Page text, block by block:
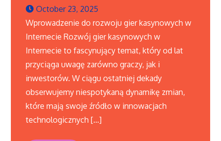
October 23, 2025
Wprowadzenie do rozwoju gier kasynowych w
Internecie Rozwój gier kasynowych w
Internecie to fascynujący temat, który od lat
przyciąga uwagę zarówno graczy, jak i
inwestorów. W ciągu ostatniej dekady
obserwujemy niespotykaną dynamikę zmian,
które mają swoje źródło w innowacjach
technologicznych […]